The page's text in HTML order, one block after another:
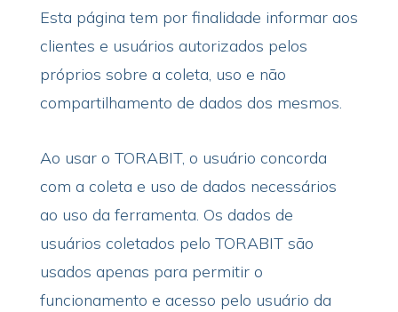
Esta página tem por finalidade informar aos
clientes e usuários autorizados pelos
próprios sobre a coleta, uso e não
compartilhamento de dados dos mesmos.
Ao usar o TORABIT, o usuário concorda
com a coleta e uso de dados necessários
ao uso da ferramenta. Os dados de
usuários coletados pelo TORABIT são
usados apenas para permitir o
funcionamento e acesso pelo usuário da